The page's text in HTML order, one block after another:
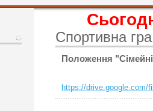
Спортивна
Положення "Сімейні
https://drive.google.com/